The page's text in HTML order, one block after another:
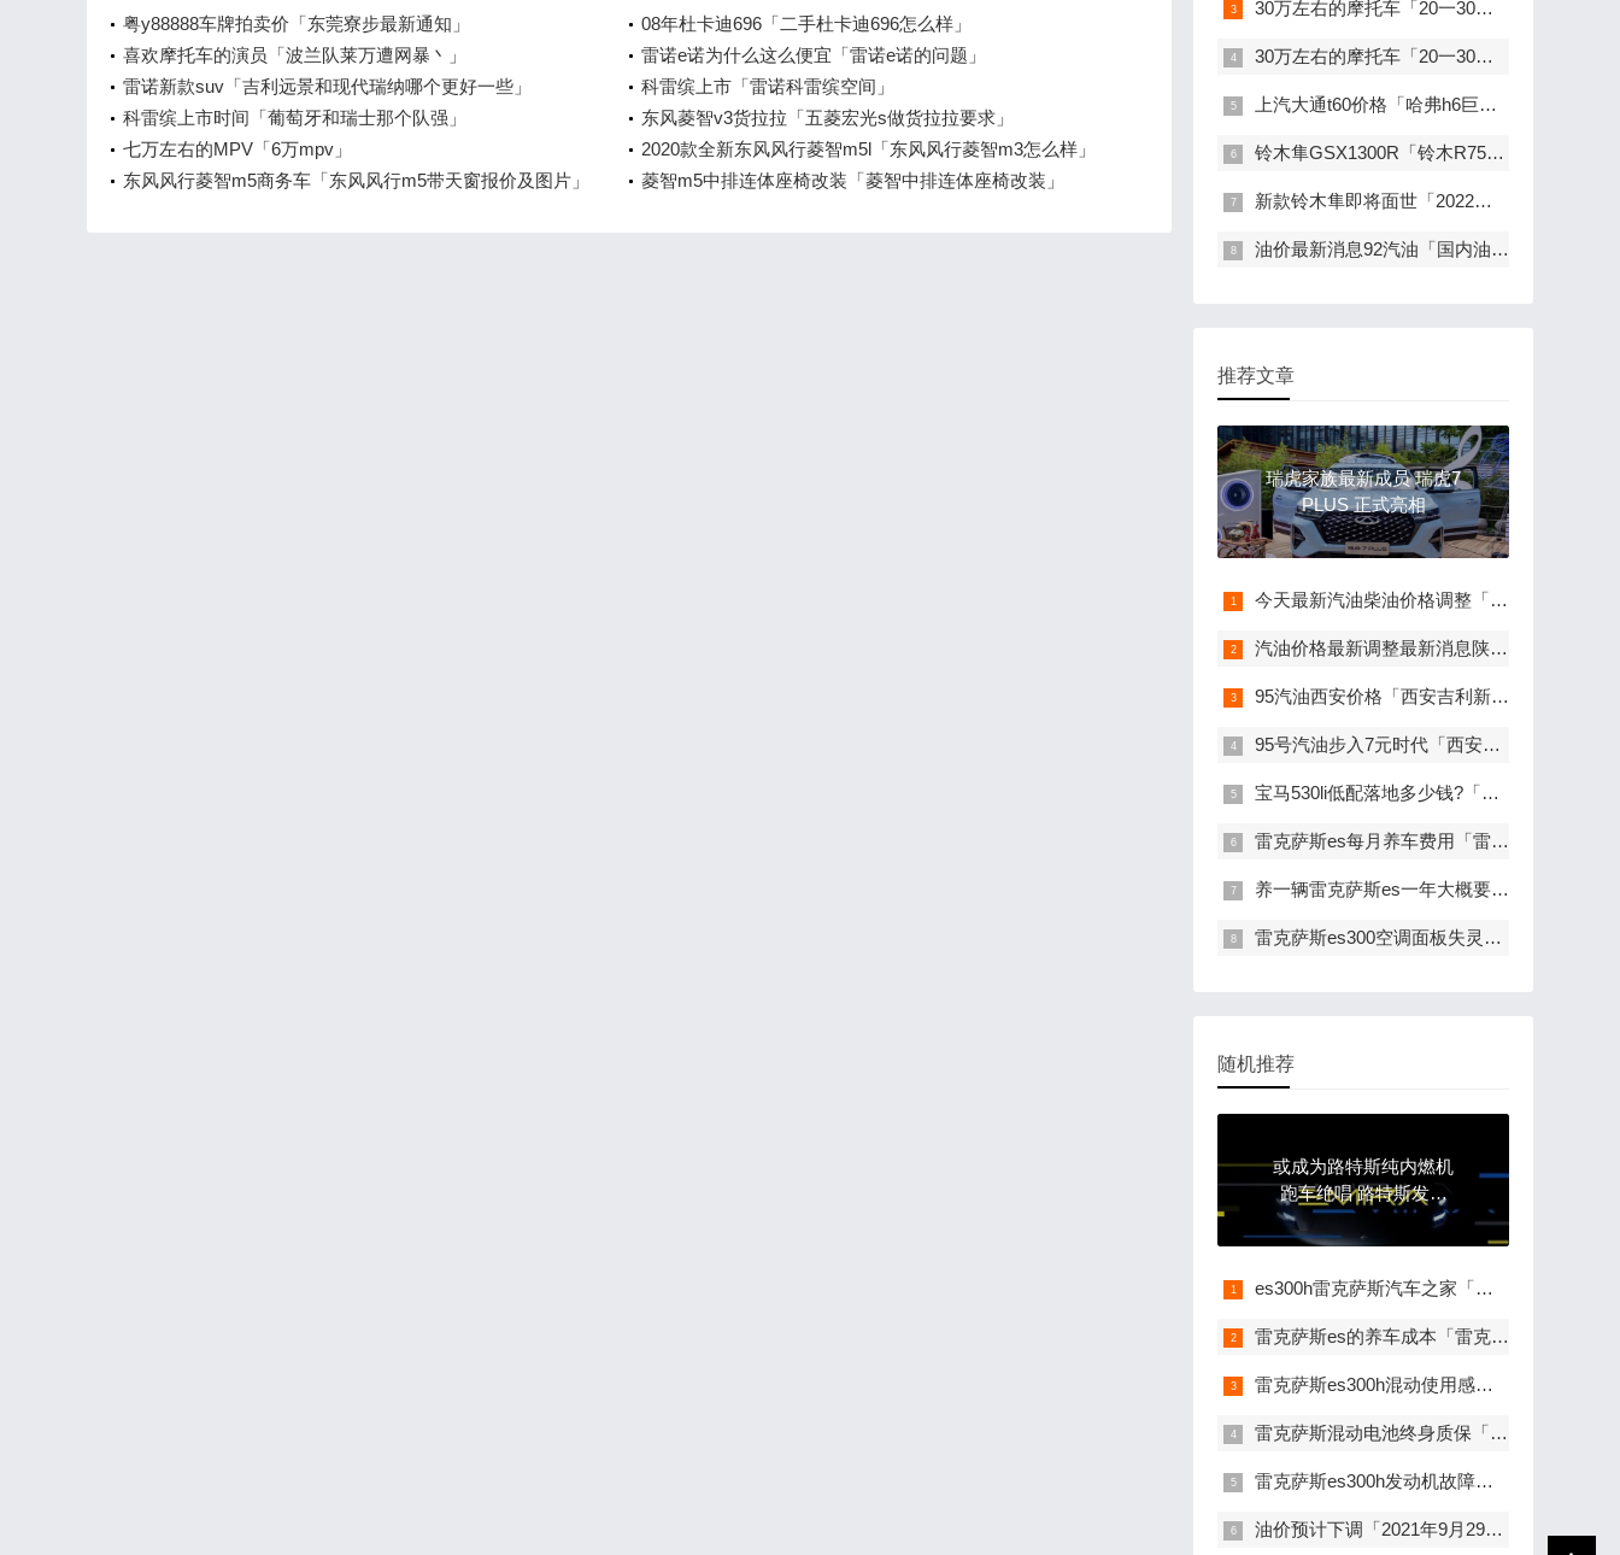
粤y88888车牌拍卖价「东莞寮步最新通知」
08年杜卡迪696「二手杜卡迪696怎么样」
喜欢摩托车的演员「波兰队莱万遭网暴丶」
雷诺e诺为什么这么便宜「雷诺e诺的问题」
雷诺新款suv「吉利远景和现代瑞纳哪个更好一些」
科雷缤上市「雷诺科雷缤空间」
科雷缤上市时间「葡萄牙和瑞士那个队强」
东风菱智v3货拉拉「五菱宏光s做货拉拉要求」
七万左右的MPV「6万mpv」
2020款全新东风风行菱智m5l「东风风行菱智m3怎么样」
东风风行菱智m5商务车「东风风行m5带天窗报价及图片」
菱智m5中排连体座椅改装「菱智中排连体座椅改装」
30万左右的摩托车「20一30万的摩托车」
30万左右的摩托车「20一30万的摩托车」
上汽大通t60价格「哈弗h6巨惠8000元」
铃木隼GSX1300R「铃木R750」
新款铃木隼即将面世「2022世青赛乒乓球最新」
油价最新消息92汽油「国内油价将于12月5日24时起调整」
推荐文章
瑞虎家族最新成员 瑞虎7
PLUS 正式亮相
今天最新汽油柴油价格调整「油价调整最新消息95」
汽油价格最新调整最新消息陕西「陕西省最新发改委油价调整通知」
95汽油西安价格「西安吉利新能源招聘」
95号汽油步入7元时代「西安中石油95号汽油价格」
宝马530li低配落地多少钱?「宝马530最便宜落地价多少钱」
雷克萨斯es每月养车费用「雷克萨斯es养车一年多少钱」
养一辆雷克萨斯es一年大概要多少钱 「雷克萨斯es300h一年养车费用」
雷克萨斯es300空调面板失灵「雷克萨斯es后排空调不出风」
随机推荐
或成为路特斯纯内燃机
跑车绝唱 路特斯发布
EMIRA最新预告图
es300h雷克萨斯汽车之家「雷克萨斯 es 300h」
雷克萨斯es的养车成本「雷克萨斯es养车一年多少钱」
雷克萨斯es300h混动使用感受「雷克萨斯es300h混动是什么意思」
雷克萨斯混动电池终身质保「雷克萨斯混合动力电池质保」
雷克萨斯es300h发动机故障灯亮「上海小车高架坠下」
油价预计下调「2021年9月29日尿素价格」